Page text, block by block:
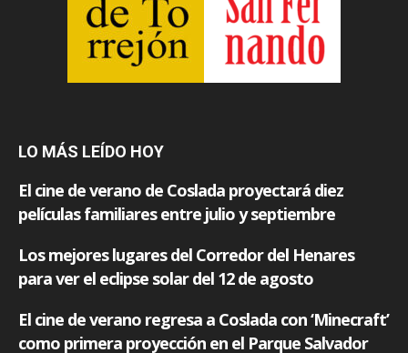
LO MÁS LEÍDO HOY